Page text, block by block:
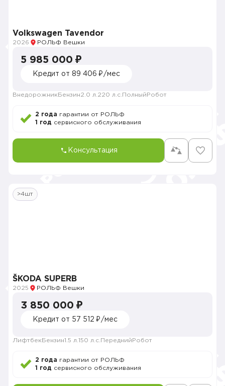
Volkswagen Tavendor
2026 РОЛЬФ Вешки
5 985 000 ₽
Кредит от 89 406 ₽/мес
Внедорожник Бензин2.0 л. 220 л.с. Полный Робот
2 года гарантии от РОЛЬФ
1 год сервисного обслуживания
Консультация
>4шт
ŠKODA SUPERB
2025 РОЛЬФ Вешки
3 850 000 ₽
Кредит от 57 512 ₽/мес
Лифтбек Бензин1.5 л. 150 л.с. Передний Робот
2 года гарантии от РОЛЬФ
1 год сервисного обслуживания